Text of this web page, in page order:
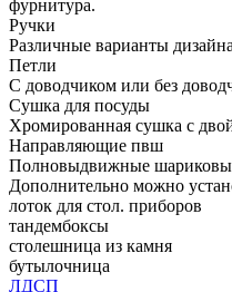
фурнитура.
Ручки
Различные варианты
Петли
С доводчиком или без
Сушка для посуды
Хромированная сушка с
Направляющие пвш
Полновыдвижные
Дополнительно можно
лоток для стол. приборов
тандембоксы
столешница из камня
бутылочница
ЛДСП